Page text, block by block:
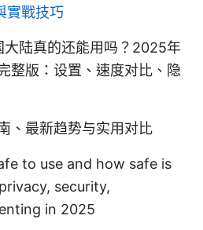
實戰技巧
陆真的还能用吗？2025年
整版：设置、速度对比、隐
、最新趋势与实用对比
to use and how safe is
security,
in 2025